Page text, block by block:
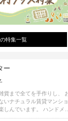
特集一覧
ー
貨まで全てを手作りし、
いナチュラル賃貸マンシ
しんでいます。 ハンドメイ
ンテリアに関する著書も出